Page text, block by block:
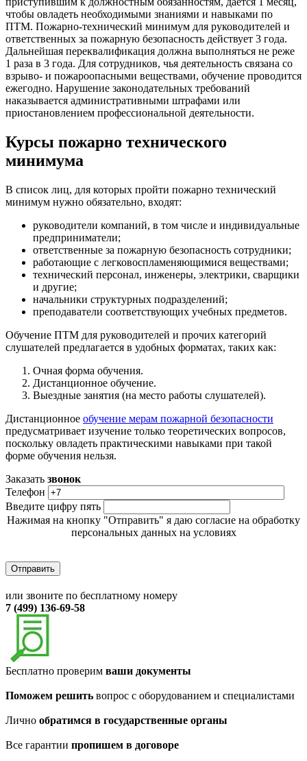
чтобы овладеть необходимыми знаниями и навыками по
ПТМ. Пожарно-технический минимум для руководителей и
ответственных за пожарную безопасность действует 3 года.
Дальнейшая переквалификация должна выполняться не реже
1 раза в 3 года. Для сотрудников, чья деятельность связана со
взрыво- и пожароопасными веществами, обучение проводится
ежегодно. Нарушение законодательных требований
наказывается административными штрафами или
приостановлением профессиональной деятельности.
Курсы пожарно технического
минимума
В список лиц, для которых пройти пожарно технический
минимум нужно обязательно, входят:
руководители компаний, в том числе и индивидуальные
предприниматели;
ответственные за пожарную безопасность сотрудники;
работающие с легковоспламеняющимися веществами;
технический персонал, инженеры, электрики, сварщики
и другие;
начальники структурных подразделений;
преподаватели соответствующих учебных предметов.
Обучение ПТМ для руководителей и прочих категорий
слушателей предлагается в удобных форматах, таких как:
Очная форма обучения.
Дистанционное обучение.
Выездные занятия (на место работы слушателей).
Дистанционное обучение мерам пожарной безопасности
предусматривает изучение только теоретических вопросов,
поскольку овладеть практическими навыками при такой
форме обучения нельзя.
Заказать звонок
Телефон
Введите цифру пять
Нажимая на кнопку "Отправить" я даю согласие на обработку
персональных данных на условиях
или звоните по бесплатному номеру
7 (499) 136-69-58
Бесплатно проверим ваши документы
Поможем решить вопрос с оборудованием и специалистами
Лично обратимся в государственные органы
Все гарантии пропишем в договоре